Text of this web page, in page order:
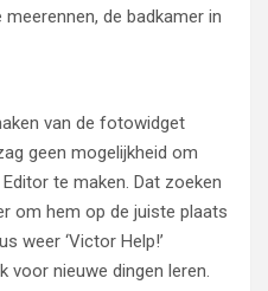
de badkamer in
van de fotowidget
geen mogelijkheid om
te maken. Dat zoeken
om hem op de juiste plaats
weer ‘Victor Help!’
voor nieuwe dingen leren.